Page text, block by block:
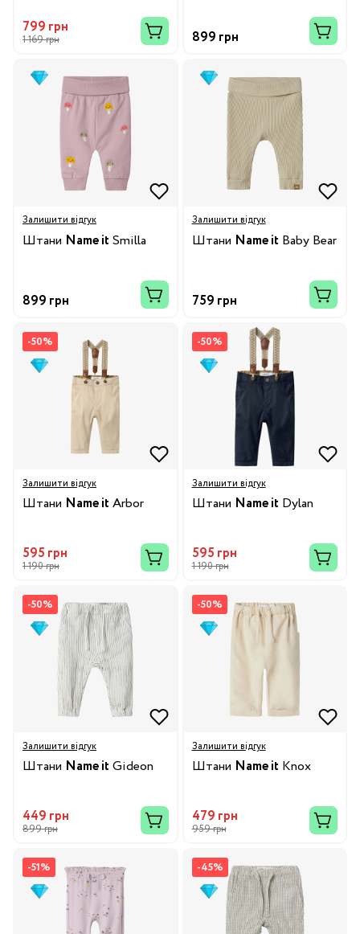
799 грн
1 169 грн 899 грн
Залишити відгук
Штани Name it Smilla
899 грн
Залишити відгук
Штани Name it Baby Bear
759 грн
-50%
Залишити відгук
Штани Name it Arbor
595 грн
1 190 грн
-50%
Залишити відгук
Штани Name it Dylan
595 грн
1 190 грн
-50%
Залишити відгук
Штани Name it Gideon
449 грн
899 грн
-50%
Залишити відгук
Штани Name it Knox
479 грн
959 грн
-51% -45%